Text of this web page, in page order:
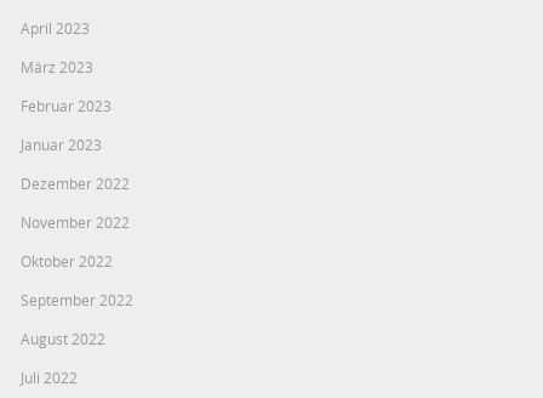
April 2023
März 2023
Februar 2023
Januar 2023
Dezember 2022
November 2022
Oktober 2022
September 2022
August 2022
Juli 2022